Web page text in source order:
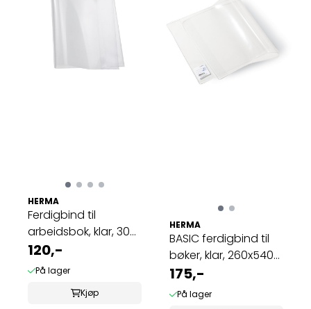
HERMA
Ferdigbind til
arbeidsbok, klar, 300
x 431 mm (10 ...
120,-
På lager
Kjøp
HERMA
BASIC ferdigbind til
bøker, klar, 260x540
mm (10 ...
175,-
På lager